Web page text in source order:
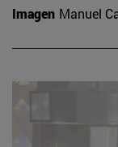
Imagen Manuel